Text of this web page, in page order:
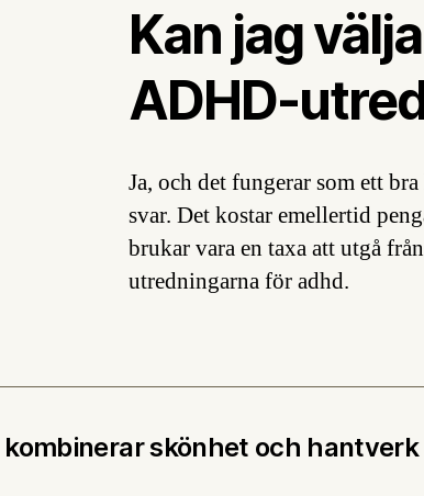
Kan jag
ADHD-
Ja, och det fungerar som ett
svar. Det kostar emellertid
brukar vara en taxa att utgå
utredningarna för adhd.
kombinerar skönhet och hantverk